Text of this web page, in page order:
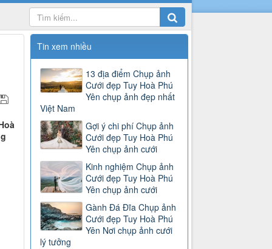
Tin xem nhiều
13 địa điểm Chụp ảnh
Cưới đẹp Tuy Hoà Phú
Yên chụp ảnh đẹp nhất
Việt Nam
Gợi ý chi phí Chụp ảnh
Cưới đẹp Tuy Hoà Phú
Yên chụp ảnh cưới
Kinh nghiệm Chụp ảnh
Cưới đẹp Tuy Hoà Phú
Yên chụp ảnh cưới
Gành Đá Đĩa Chụp ảnh
Cưới đẹp Tuy Hoà Phú
Yên Nơi chụp ảnh cưới
lý tưởng